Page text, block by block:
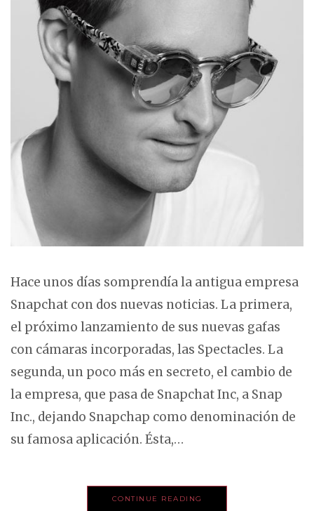
APP HARDWARE ,
Hace unos días somprendía la antigua empresa
Snapchat con dos nuevas noticias. La primera,
el próximo lanzamiento de sus nuevas gafas
con cámaras incorporadas, las Spectacles. La
segunda, un poco más en secreto, el cambio de
la empresa, que pasa de Snapchat Inc, a Snap
Inc., dejando Snapchap como denominación de
su famosa aplicación. Ésta,…
CONTINUE READING